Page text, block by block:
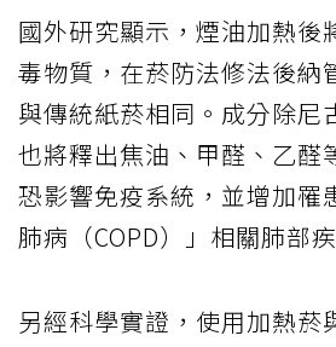
國外研究顯示，煙油加熱後
毒物質，在菸防法修法後納
與傳統紙菸相同。成分除尼
也將釋出焦油、甲醛、乙醛
恐影響免疫系統，並增加罹
肺病（COPD）」相關肺部
另經科學實證，使用加熱菸